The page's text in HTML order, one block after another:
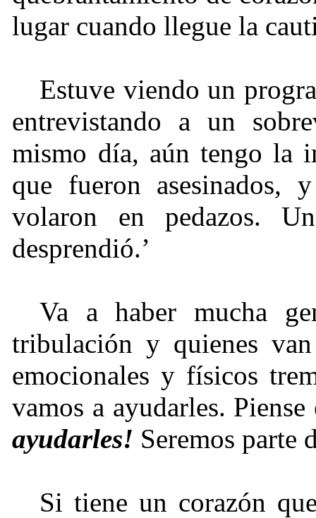
lugar cuando llegue la
Estuve viendo un
entrevistando a un
mismo día, aún tengo la
que fueron asesinados,
volaron en pedazos.
desprendió.’
Va a haber mucha
tribulación y quienes
emocionales y físicos
vamos a ayudarles.
ayudarles! Seremos parte
Si tiene un corazón